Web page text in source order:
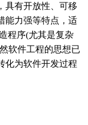
具有开放性、可移
能力强等特点，适
程序(尤其是复杂
软件工程的思想已
化为软件开发过程